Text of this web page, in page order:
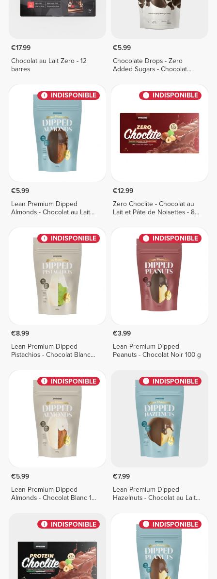
€17.99
Chocolat au Lait Zero - 12
barres
€5.99
Chocolate Drops - Zero
Added Sugars - Chocolat
INDISPONIBLE
€5.99
Lean Premium Dipped
Almonds - Chocolat au Lait
INDISPONIBLE
€12.99
Zero Choclite - Chocolat au
Lait et Pâte de Noisettes - 8
INDISPONIBLE
€8.99
Lean Premium Dipped
Pistachios - Chocolat Blanc
INDISPONIBLE
€3.99
Lean Premium Dipped
Peanuts - Chocolat Noir 100 g
INDISPONIBLE
€5.99
Lean Premium Dipped
Almonds - Chocolat Blanc 100
INDISPONIBLE
€7.99
Lean Premium Dipped
Hazelnuts - Chocolat au Lait
INDISPONIBLE INDISPONIBLE